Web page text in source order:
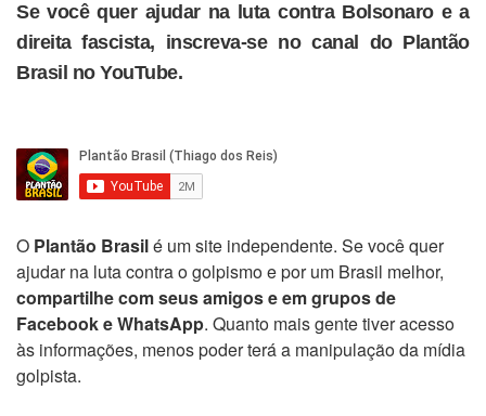
Se você quer ajudar na luta contra Bolsonaro e a
direita fascista, inscreva-se no canal do Plantão
Brasil no YouTube.
O Plantão Brasilé um site independente. Se você quer
ajudar na luta contra o golpismo e por um Brasil melhor,
compartilhe com seus amigos e em grupos de
Facebook e WhatsApp. Quanto mais gente tiver acesso
às informações, menos poder terá a manipulação da mídia
golpista.